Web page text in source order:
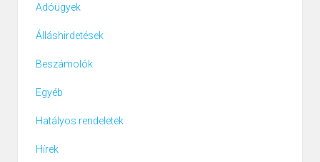
Adóügyek
Álláshirdetések
Beszámolók
Egyéb
Hatályos rendeletek
Hírek